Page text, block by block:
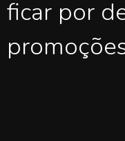
ficar por